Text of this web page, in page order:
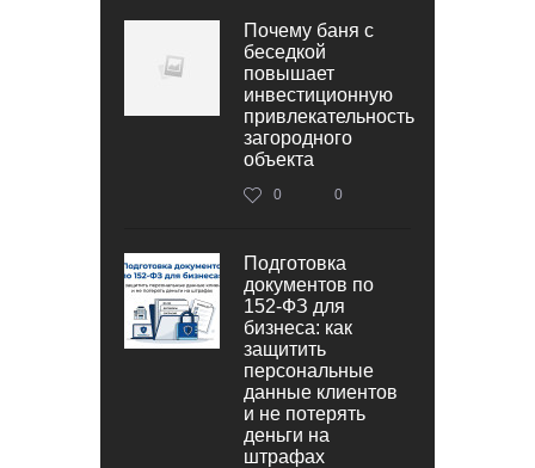
Почему баня с
беседкой
повышает
инвестиционную
привлекательность
загородного
объекта
0 0
Подготовка
документов по
152‑ФЗ для
бизнеса: как
защитить
персональные
данные клиентов
и не потерять
деньги на
штрафах